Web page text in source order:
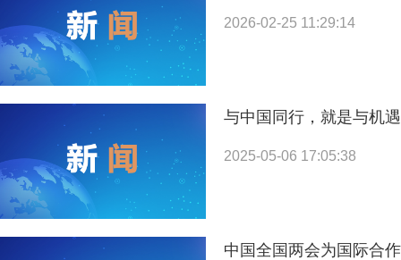
2026-02-25 11:29:14
与中国同行，就是与机
2025-05-06 17:05:38
中国全国两会为国际合